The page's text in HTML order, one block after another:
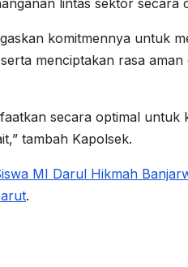
lintas sektor secara
komitmennya untuk
menciptakan rasa
secara optimal untuk
tambah Kapolsek.
MI Darul Hikmah
.